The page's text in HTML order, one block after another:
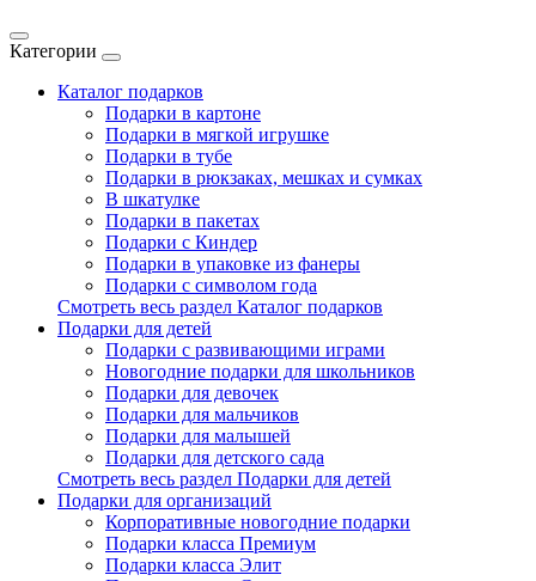
Категории
Каталог подарков
Подарки в картоне
Подарки в мягкой игрушке
Подарки в тубе
Подарки в рюкзаках, мешках и сумках
В шкатулке
Подарки в пакетах
Подарки с Киндер
Подарки в упаковке из фанеры
Подарки с символом года
Смотреть весь раздел Каталог подарков
Подарки для детей
Подарки с развивающими играми
Новогодние подарки для школьников
Подарки для девочек
Подарки для мальчиков
Подарки для малышей
Подарки для детского сада
Смотреть весь раздел Подарки для детей
Подарки для организаций
Корпоративные новогодние подарки
Подарки класса Премиум
Подарки класса Элит